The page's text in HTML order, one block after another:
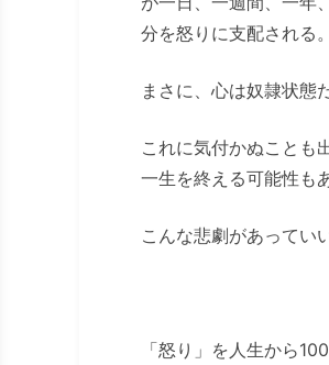
分を怒りに支配される。
まさに、心は奴隷状態だ
これに気付かぬことも
一生を終える可能性も
こんな悲劇があってい
「怒り」を人生から